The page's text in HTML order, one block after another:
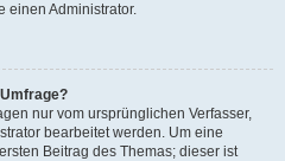
einen Administrator.
nur vom ursprünglichen Verfasser,
bearbeitet werden. Um eine
Beitrag des Themas; dieser ist